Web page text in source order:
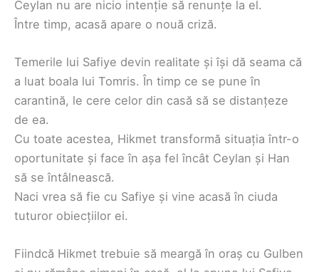
Ceylan nu are nicio intenție să renunțe la el.
Între timp, acasă apare o nouă criză.
Temerile lui Safiye devin realitate și își dă seama că
a luat boala lui Tomris. În timp ce se pune în
carantină, le cere celor din casă să se distanțeze
de ea.
Cu toate acestea, Hikmet transformă situația într-o
oportunitate și face în așa fel încât Ceylan și Han
să se întâlnească.
Naci vrea să fie cu Safiye și vine acasă în ciuda
tuturor obiecțiilor ei.
Fiindcă Hikmet trebuie să meargă în oraș cu Gulben